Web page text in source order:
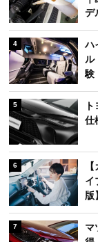
デ
4
ハ
ル
験
5
仕
6
イ
版】
7
マ